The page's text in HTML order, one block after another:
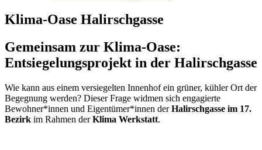
Klima-Oase Halirschgasse
Gemeinsam zur Klima-Oase:
Entsiegelungsprojekt in der Halirschgasse
Wie kann aus einem versiegelten Innenhof ein grüner, kühler Ort der
Begegnung werden? Dieser Frage widmen sich engagierte
Bewohner*innen und Eigentümer*innen derHalirschgasse im 17.
Bezirk im Rahmen derKlima Werkstatt.